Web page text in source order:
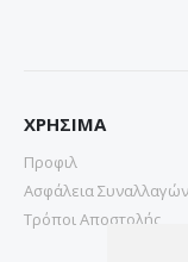
ΧΡΗΣΙΜΑ
Προφιλ
Ασφάλεια Συναλλαγών
Τρόποι Αποστολής